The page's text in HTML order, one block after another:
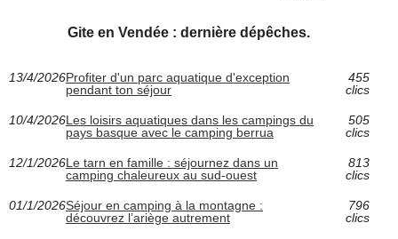
Gite en Vendée : dernière dépêches.
13/4/2026Profiter d'un parc aquatique d'exception
pendant ton séjour
455
clics
10/4/2026Les loisirs aquatiques dans les campings du
pays basque avec le camping berrua
505
clics
12/1/2026Le tarn en famille : séjournez dans un
camping chaleureux au sud-ouest
813
clics
01/1/2026Séjour en camping à la montagne :
découvrez l’ariège autrement
796
clics